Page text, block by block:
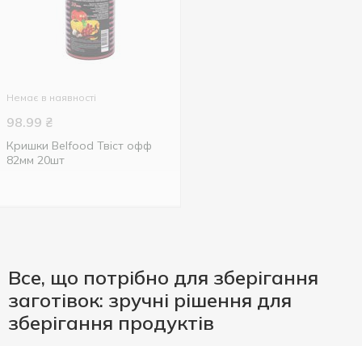
Немає в наявності
98.99 ₴
Кришки Belfood Твіст офф
82мм 20шт
Все, що потрібно для зберігання
заготівок: зручні рішення для
зберігання продуктів